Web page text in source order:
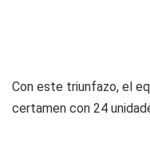
Con este triunfazo, el
certamen con 24